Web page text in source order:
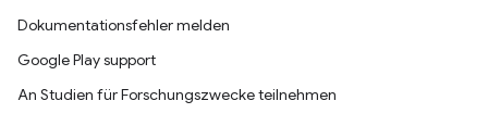
Dokumentationsfehler melden
Google Play support
An Studien für Forschungszwecke teilnehmen